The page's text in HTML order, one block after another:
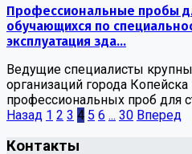
Профессиональные пробы
обучающихся по
эксплуатация зда...
Ведущие специалисты
организаций города
профессиональных проб для
Назад 1 2 3 4 5 6 ... 30 Вперед
Контакты